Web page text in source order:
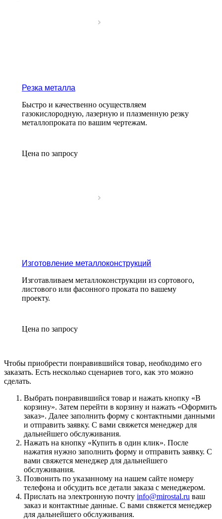
Резка металла
Быстро и качественно осуществляем
газокислородную, лазерную и плазменную резку
металлопроката по вашим чертежам.
Цена по запросу
Изготовление металлоконструкций
Изготавливаем металлоконструкции из сортового,
листового или фасонного проката по вашему
проекту.
Цена по запросу
Чтобы приобрести понравившийся товар, необходимо его
заказать. Есть несколько сценариев того, как это можно
сделать.
Выбрать понравившийся товар и нажать кнопку «В
корзину». Затем перейти в корзину и нажать «Оформить
заказ». Далее заполнить форму с контактными данными
и отправить заявку. С вами свяжется менеджер для
дальнейшего обслуживания.
Нажать на кнопку «Купить в один клик». После
нажатия нужно заполнить форму и отправить заявку. С
вами свяжется менеджер для дальнейшего
обслуживания.
Позвонить по указанному на нашем сайте номеру
телефона и обсудить все детали заказа с менеджером.
Прислать на электронную почту info@mirostal.ru ваш
заказ и контактные данные. С вами свяжется менеджер
для дальнейшего обслуживания.